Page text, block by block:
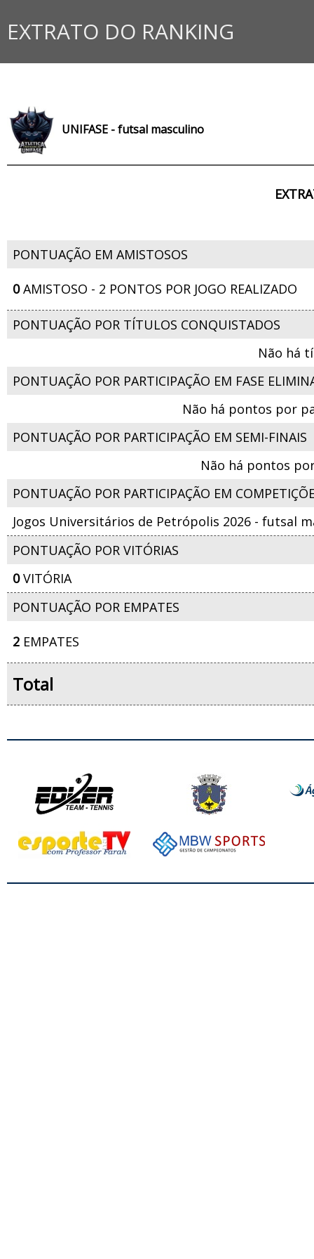
EXTRATO DO RANKING
UNIFASE - futsal masculino
PONTUAÇÃO EM AMISTOSOS
0AMISTOSO - 2 PONTOS POR JOGO REALIZADO
PONTUAÇÃO POR TÍTULOS CONQUISTADOS
Não há
PONTUAÇÃO POR PARTICIPAÇÃO EM FASE
Não há pontos por
PONTUAÇÃO POR PARTICIPAÇÃO EM SEMI-FINAIS
Não há pontos
PONTUAÇÃO POR PARTICIPAÇÃO EM
Jogos Universitários de Petrópolis 2026 - futsal
PONTUAÇÃO POR VITÓRIAS
0VITÓRIA
PONTUAÇÃO POR EMPATES
2 EMPATES
Total